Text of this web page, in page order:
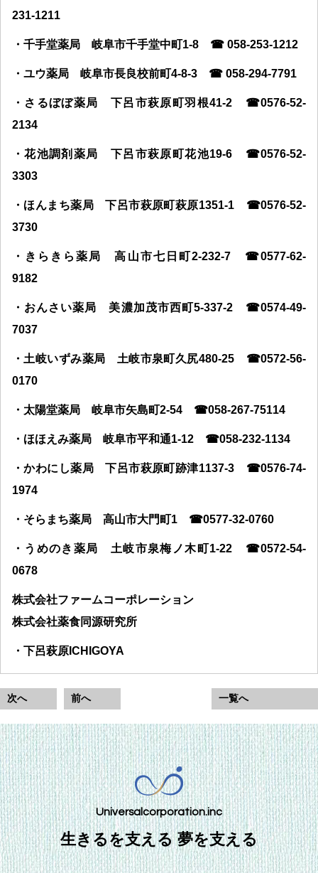
231-1211
・千手堂薬局 岐阜市千手堂中町1-8 ☎ 058-253-1212
・ユウ薬局 岐阜市長良校前町4-8-3 ☎ 058-294-7791
・さるぼぼ薬局 下呂市萩原町羽根41-2
☎0576-52-
2134
・花池調剤薬局 下呂市萩原町花池19-6
☎0576-52-
3303
・ほんまち薬局 下呂市萩原町萩原1351-1
☎0576-52-
3730
・きらきら薬局 高山市七日町2-232-7
☎0577-62-
9182
・おんさい薬局 美濃加茂市西町5-337-2
☎0574-49-
7037
・土岐いずみ薬局 土岐市泉町久尻480-25
☎0572-56-
0170
・太陽堂薬局 岐阜市矢島町2-54 ☎058-267-75114
・ほほえみ薬局 岐阜市平和通1-12 ☎058-232-1134
・かわにし薬局 下呂市萩原町跡津1137-3
☎0576-74-
1974
・そらまち薬局 高山市大門町1 ☎0577-32-0760
・うめのき薬局 土岐市泉梅ノ木町1-22
☎0572-54-
0678
株式会社ファームコーポレーション
株式会社薬食同源研究所
・下呂萩原ICHIGOYA
次へ 前へ 一覧へ
Universalcorporation.inc
生きるを支える 夢を支える